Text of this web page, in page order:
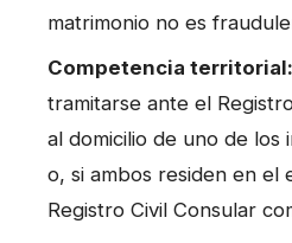
matrimonio no es
Competencia territorial:
tramitarse ante el
al domicilio de uno de los
o, si ambos residen en el
Registro Civil Consular